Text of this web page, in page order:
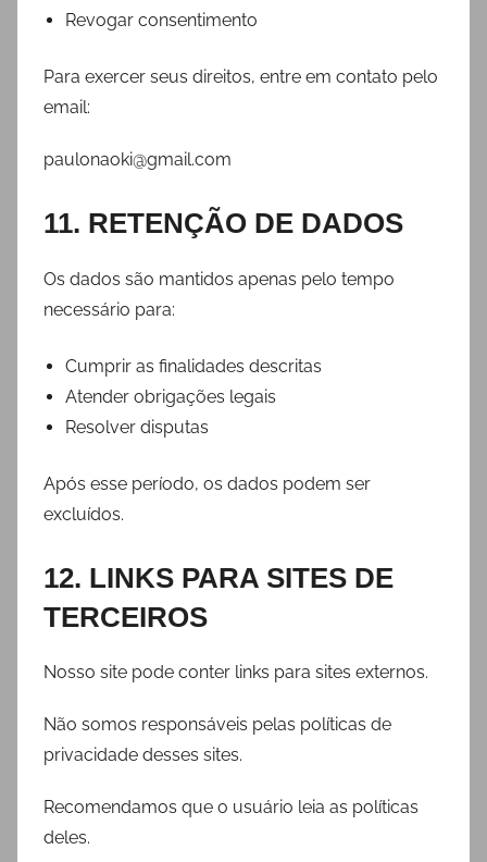
Revogar consentimento
Para exercer seus direitos, entre em contato pelo
email:
paulonaoki@gmail.com
11. RETENÇÃO DE DADOS
Os dados são mantidos apenas pelo tempo
necessário para:
Cumprir as finalidades descritas
Atender obrigações legais
Resolver disputas
Após esse período, os dados podem ser
excluídos.
12. LINKS PARA SITES DE
TERCEIROS
Nosso site pode conter links para sites externos.
Não somos responsáveis pelas políticas de
privacidade desses sites.
Recomendamos que o usuário leia as políticas
deles.